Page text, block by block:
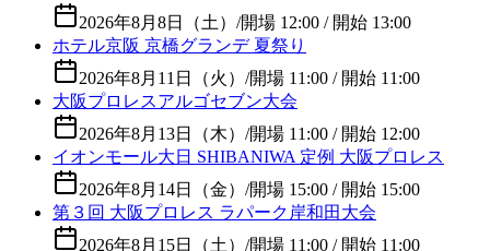
2026年8月8日（土） /開場 12:00 / 開始 13:00
ホテル京阪 京橋グランデ 夏祭り
2026年8月11日（火） /開場 11:00 / 開始 11:00
大阪プロレスアルゴセブン大会
2026年8月13日（木） /開場 11:00 / 開始 12:00
イオンモール大日 SHIBANIWA 定例 大阪プロレス
2026年8月14日（金） /開場 15:00 / 開始 15:00
第３回 大阪プロレス ラパーク岸和田大会
2026年8月15日（土） /開場 11:00 / 開始 11:00